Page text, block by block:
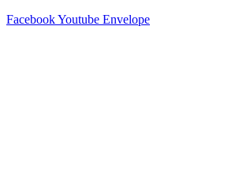
FacebookYoutube Envelope